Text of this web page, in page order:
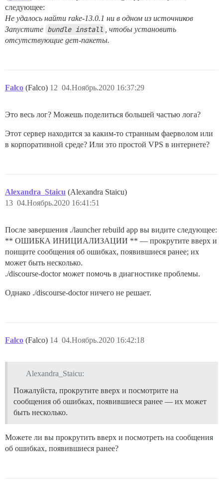
следующее:
Не удалось найти rake-13.0.1 ни в одном из источников
Запустите bundle install
, чтобы установить
отсутствующие gem-пакеты.
Falco (Falco) 04.Ноябрь.2020 16:37:29
12
Это весь лог? Можешь поделиться большей частью лога?
Этот сервер находится за каким-то странным фаерволом или
в корпоративной среде? Или это простой VPS в интернете?
Alexandra_Staicu (Alexandra Staicu)
04.Ноябрь.2020 16:41:51
13
После завершения ./launcher rebuild app вы видите следующее:
** ОШИБКА ИНИЦИАЛИЗАЦИИ ** — прокрутите вверх и
поищите сообщения об ошибках, появившиеся ранее; их
может быть несколько.
./discourse-doctor может помочь в диагностике проблемы.
Однако ./discourse-doctor ничего не решает.
Falco (Falco) 04.Ноябрь.2020 16:42:18
14
Alexandra_Staicu:
Пожалуйста, прокрутите вверх и посмотрите на
сообщения об ошибках, появившиеся ранее — их может
быть несколько.
Можете ли вы прокрутить вверх и посмотреть на сообщения
об ошибках, появившиеся ранее?